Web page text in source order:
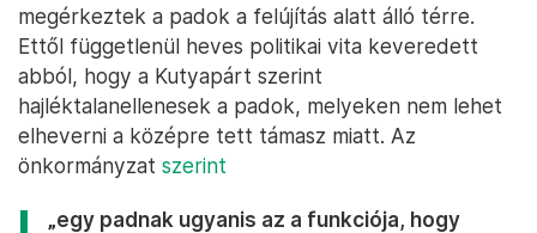
megérkeztek a padok a felújítás alatt álló térre.
Ettől függetlenül heves politikai vita keveredett
abból, hogy a Kutyapárt szerint
hajléktalanellenesek a padok, melyeken nem lehet
elheverni a középre tett támasz miatt. Az
önkormányzat szerint
„egy padnak ugyanis az a funkciója, hogy